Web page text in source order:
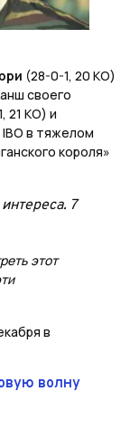
(28-0-1, 20 КО)
своего
21 КО) и
IBO в тяжелом
короля»
7
этот
в
волну